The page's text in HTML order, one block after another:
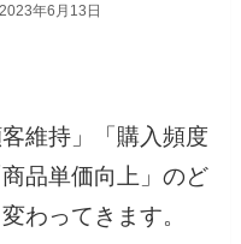
2023年6月13日
維持」「購入頻度
品単価向上」のど
わってきます。